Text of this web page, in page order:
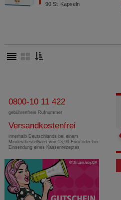
90 St Kapseln
0800-10 11 422
gebührenfreie Rufnummer
Versandkostenfrei
innerhalb Deutschlands bei einem
Mindestbestellwert von 13,99 Euro oder bei
Einsendung eines Kassenrezeptes